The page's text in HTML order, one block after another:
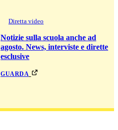
Diretta video
Notizie sulla scuola anche ad
agosto. News, interviste e dirette
esclusive
guarda